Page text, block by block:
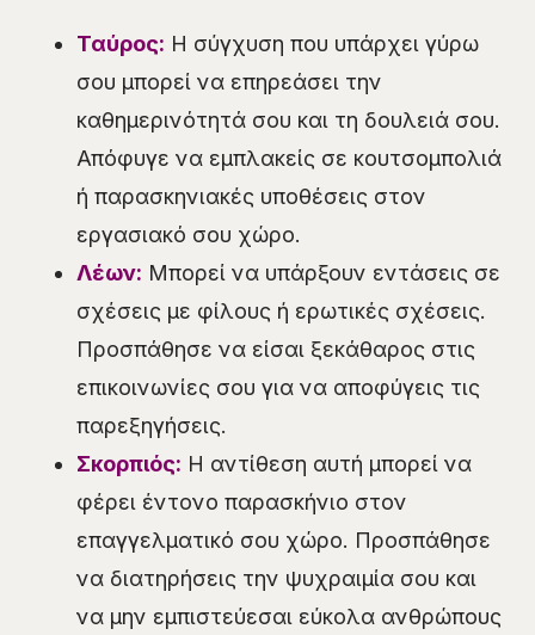
Ταύρος: Η σύγχυση που υπάρχει γύρω
σου μπορεί να επηρεάσει την
καθημερινότητά σου και τη δουλειά σου.
Απόφυγε να εμπλακείς σε κουτσομπολιά
ή παρασκηνιακές υποθέσεις στον
εργασιακό σου χώρο.
Λέων: Μπορεί να υπάρξουν εντάσεις σε
σχέσεις με φίλους ή ερωτικές σχέσεις.
Προσπάθησε να είσαι ξεκάθαρος στις
επικοινωνίες σου για να αποφύγεις τις
παρεξηγήσεις.
Σκορπιός: Η αντίθεση αυτή μπορεί να
φέρει έντονο παρασκήνιο στον
επαγγελματικό σου χώρο. Προσπάθησε
να διατηρήσεις την ψυχραιμία σου και
να μην εμπιστεύεσαι εύκολα ανθρώπους